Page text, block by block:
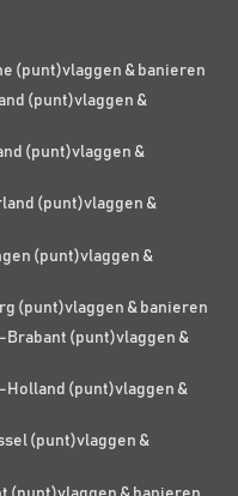
(punt)vlaggen & banieren
(punt)vlaggen &
(punt)vlaggen &
(punt)vlaggen &
(punt)vlaggen &
(punt)vlaggen & banieren
Brabant (punt)vlaggen &
Holland (punt)vlaggen &
(punt)vlaggen &